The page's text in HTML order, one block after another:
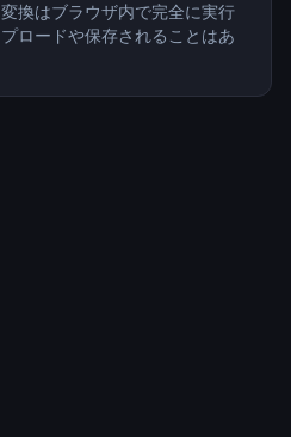
換はブラウザ内で完全に実行
ロードや保存されることはあ